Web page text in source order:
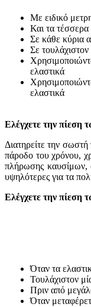
Με ειδικό
Και τα τέσσερα
Σε κάθε κύρια
Σε
ελαστικά
ελαστικά
Ελέγχετε την πίεση
Διατηρείτε την
πάροδο του χρόνου,
πλήρωσης καυσίμων,
υψηλότερες για τα
Ελέγχετε την πίεση
Όταν τα
Τουλάχιστον
Πριν από
Όταν